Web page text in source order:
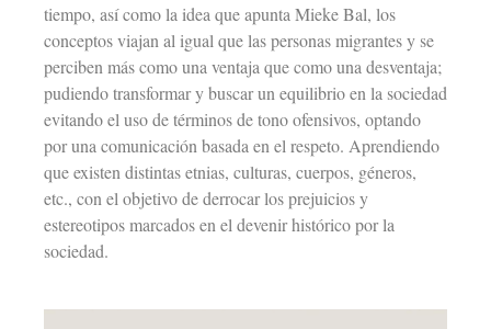
tiempo, así como la idea que apunta Mieke Bal, los
conceptos viajan al igual que las personas migrantes y se
perciben más como una ventaja que como una desventaja;
pudiendo transformar y buscar un equilibrio en la sociedad
evitando el uso de términos de tono ofensivos, optando
por una comunicación basada en el respeto. Aprendiendo
que existen distintas etnias, culturas, cuerpos, géneros,
etc., con el objetivo de derrocar los prejuicios y
estereotipos marcados en el devenir histórico por la
sociedad.